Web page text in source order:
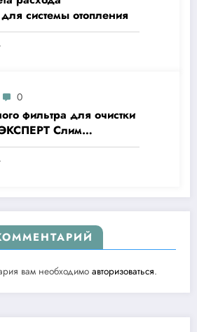
системы отопления
0
фильтра для очистки
Слим
вам необходимо авторизоваться.